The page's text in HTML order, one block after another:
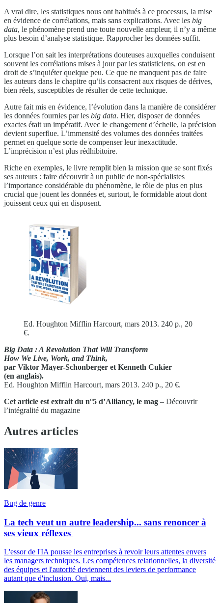
A vrai dire, les statistiques nous ont habitués à ce processus, la mise
en évidence de corrélations, mais sans explications. Avec les big
data, le phénomène prend une toute nouvelle ampleur, il n’y a même
plus besoin d’analyse statistique. Rapprocher les données suffit.
Lorsque l’on sait les interprétations douteuses auxquelles conduisent
souvent les corrélations mises à jour par les statisticiens, on est en
droit de s’inquiéter quelque peu. Ce que ne manquent pas de faire
les auteurs dans le chapitre qu’ils consacrent aux risques de dérives,
bien réels, susceptibles de résulter de cette technique.
Autre fait mis en évidence, l’évolution dans la manière de considérer
les données fournies par les big data. Hier, disposer de données
exactes était un impératif. Avec le changement d’échelle, la précision
devient superflue. L’immensité des volumes des données traitées
permet en quelque sorte de compenser leur inexactitude.
L’imprécision n’est plus rédhibitoire.
Riche en exemples, le livre remplit bien la mission que se sont fixés
ses auteurs : faire découvrir à un public de non-spécialistes
l’importance considérable du phénomène, le rôle de plus en plus
crucial que jouent les données et, surtout, le formidable atout dont
jouissent ceux qui en disposent.
Ed. Houghton Mifflin Harcourt, mars 2013. 240 p., 20
€.
Big Data : A Revolution That Will Transform
How We Live, Work, and Think,
par Viktor Mayer-Schonberger et Kenneth Cukier
(en anglais).
Ed. Houghton Mifflin Harcourt, mars 2013. 240 p., 20 €.
Cet article est extrait du n°5 d’Alliancy, le mag – Découvrir
l’intégralité du magazine
Autres articles
Bug de genre
La tech veut un autre leadership... sans renoncer à
ses vieux réflexes
L'essor de l'IA pousse les entreprises à revoir leurs attentes envers
les managers techniques. Les compétences relationnelles, la diversité
des équipes et l'autorité deviennent des leviers de performance
autant que d'inclusion. Oui, mais...